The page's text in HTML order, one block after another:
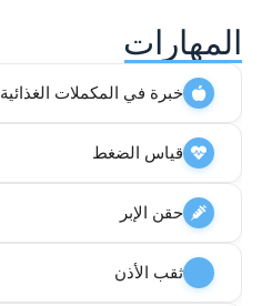
المهارات
خبرة في المكملات الغذائية
قياس الضغط
حقن الإبر
ثقب الأذن